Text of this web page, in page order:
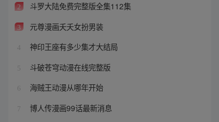
2 斗罗大陆免费完整版全集112集
3 元尊漫画夭夭女扮男装
4 神印王座有多少集才大结局
5 斗破苍穹动漫在线完整版
6 海贼王动漫从哪年开始
7 博人传漫画99话最新消息